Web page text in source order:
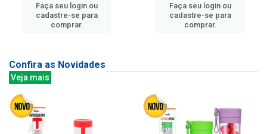
Faça seu login ou
cadastre-se para
comprar.
Faça seu login ou
cadastre-se para
comprar.
Confira as Novidades
Veja mais